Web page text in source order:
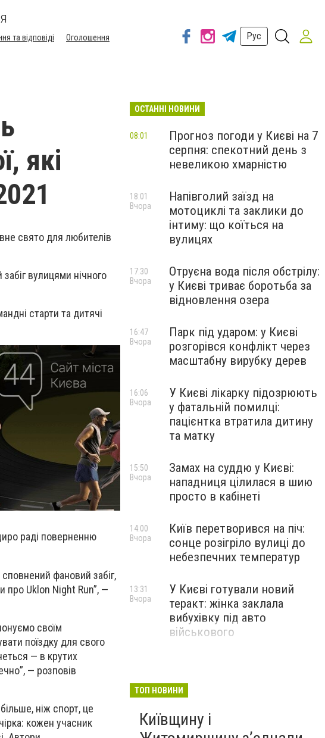
та відповіді
Оголошення
Рус
які
свято для любителів
вулицями нічного
старти та дитячі
раді поверненню
фановий забіг,
про Uklon Night Run”, —
своїм
поїздку для свого
— в крутих
— розповів
ніж спорт, це
кожен учасник
ОСТАННІ НОВИНИ
Прогноз погоди у Києві на 7
серпня: спекотний день з
невеликою хмарністю
08:01
Напівголий заїзд на
мотоциклі та заклики до
інтиму: що коїться на
вулицях
18:01
Вчора
Отруєна вода після обстрілу:
у Києві триває боротьба за
відновлення озера
17:30
Вчора
Парк під ударом: у Києві
розгорівся конфлікт через
масштабну вирубку дерев
16:47
Вчора
У Києві лікарку підозрюють
у фатальній помилці:
пацієнтка втратила дитину
та матку
16:06
Вчора
Замах на суддю у Києві:
нападниця цілилася в шию
просто в кабінеті
15:50
Вчора
Київ перетворився на піч:
сонце розігріло вулиці до
небезпечних температур
14:00
Вчора
У Києві готували новий
теракт: жінка заклала
вибухівку під авто
військового
13:31
Вчора
ТОП НОВИНИ
Київщину і